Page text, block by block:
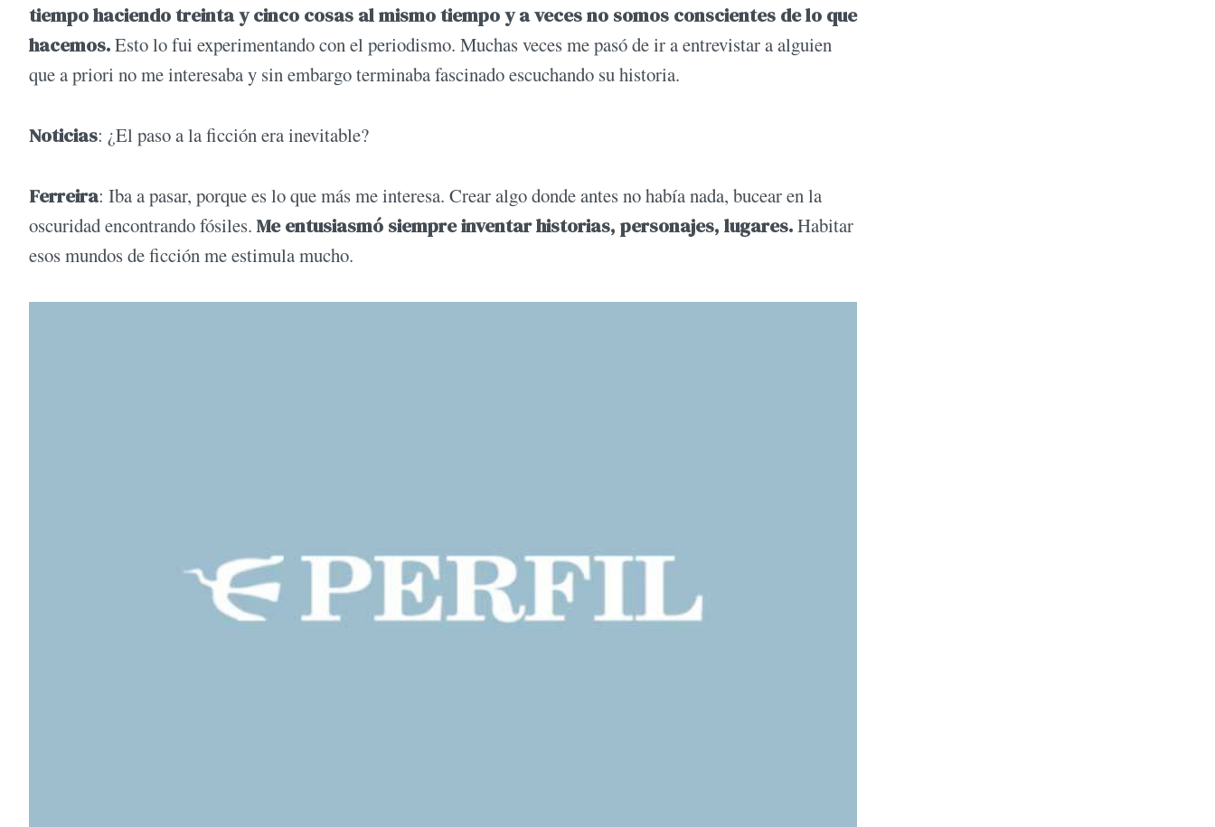
tiem­po haciendo treinta y cinco cosas al mismo tiempo y a veces no somos conscientes de lo que
hacemos.Esto lo fui experimentando con el periodismo. Muchas veces me pasó de ir a entrevistar a alguien
que a priori no me in­teresaba y sin embargo terminaba fascinado escuchando su historia.
Noticias: ¿El paso a la ficción era inevitable?
Ferreira: Iba a pasar, porque es lo que más me interesa. Crear algo donde antes no ha­bía nada, bucear en la
oscuridad encontran­do fósiles. Me entusiasmó siempre inventar historias, personajes, lugares.Habitar
esos mundos de ficción me estimula mucho.